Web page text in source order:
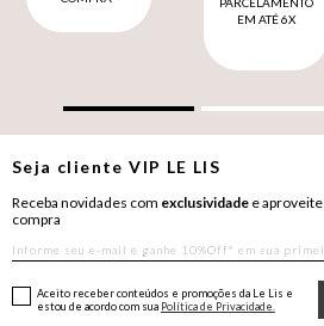
EM ATÉ 6X
Seja clienteVIP LE LIS
Receba novidades com exclusividade e aproveite
compra
Aceito receber conteúdos e promoções da Le Lis e
estou de acordo com sua Política de Privacidade.